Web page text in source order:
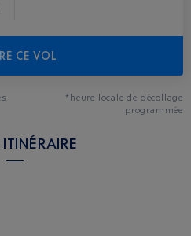
CE VOL
*heure locale de décollage
programmée